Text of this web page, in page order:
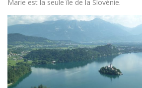
Marie est la seule île de la Slovénie.